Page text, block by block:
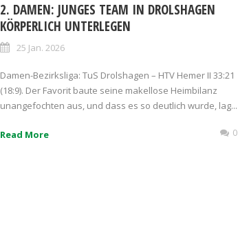
2. DAMEN: JUNGES TEAM IN DROLSHAGEN
KÖRPERLICH UNTERLEGEN
25 Jan. 2026
Damen-Bezirksliga: TuS Drolshagen – HTV Hemer II 33:21
(18:9). Der Favorit baute seine makellose Heimbilanz
unangefochten aus, und dass es so deutlich wurde, lag...
Read More 0